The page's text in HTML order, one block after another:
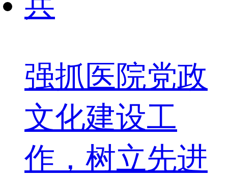
强抓医院党政
文化建设工
作，树立先进